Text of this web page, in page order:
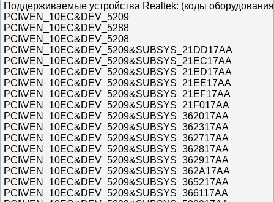
Поддерживаемые устройства Realtek: (коды
PCI\VEN_10EC&DEV_5209
PCI\VEN_10EC&DEV_5288
PCI\VEN_10EC&DEV_5208
PCI\VEN_10EC&DEV_5209&SUBSYS_21DD17AA
PCI\VEN_10EC&DEV_5209&SUBSYS_21EC17AA
PCI\VEN_10EC&DEV_5209&SUBSYS_21ED17AA
PCI\VEN_10EC&DEV_5209&SUBSYS_21EE17AA
PCI\VEN_10EC&DEV_5209&SUBSYS_21EF17AA
PCI\VEN_10EC&DEV_5209&SUBSYS_21F017AA
PCI\VEN_10EC&DEV_5209&SUBSYS_362017AA
PCI\VEN_10EC&DEV_5209&SUBSYS_362317AA
PCI\VEN_10EC&DEV_5209&SUBSYS_362717AA
PCI\VEN_10EC&DEV_5209&SUBSYS_362817AA
PCI\VEN_10EC&DEV_5209&SUBSYS_362917AA
PCI\VEN_10EC&DEV_5209&SUBSYS_362A17AA
PCI\VEN_10EC&DEV_5209&SUBSYS_365217AA
PCI\VEN_10EC&DEV_5209&SUBSYS_366117AA